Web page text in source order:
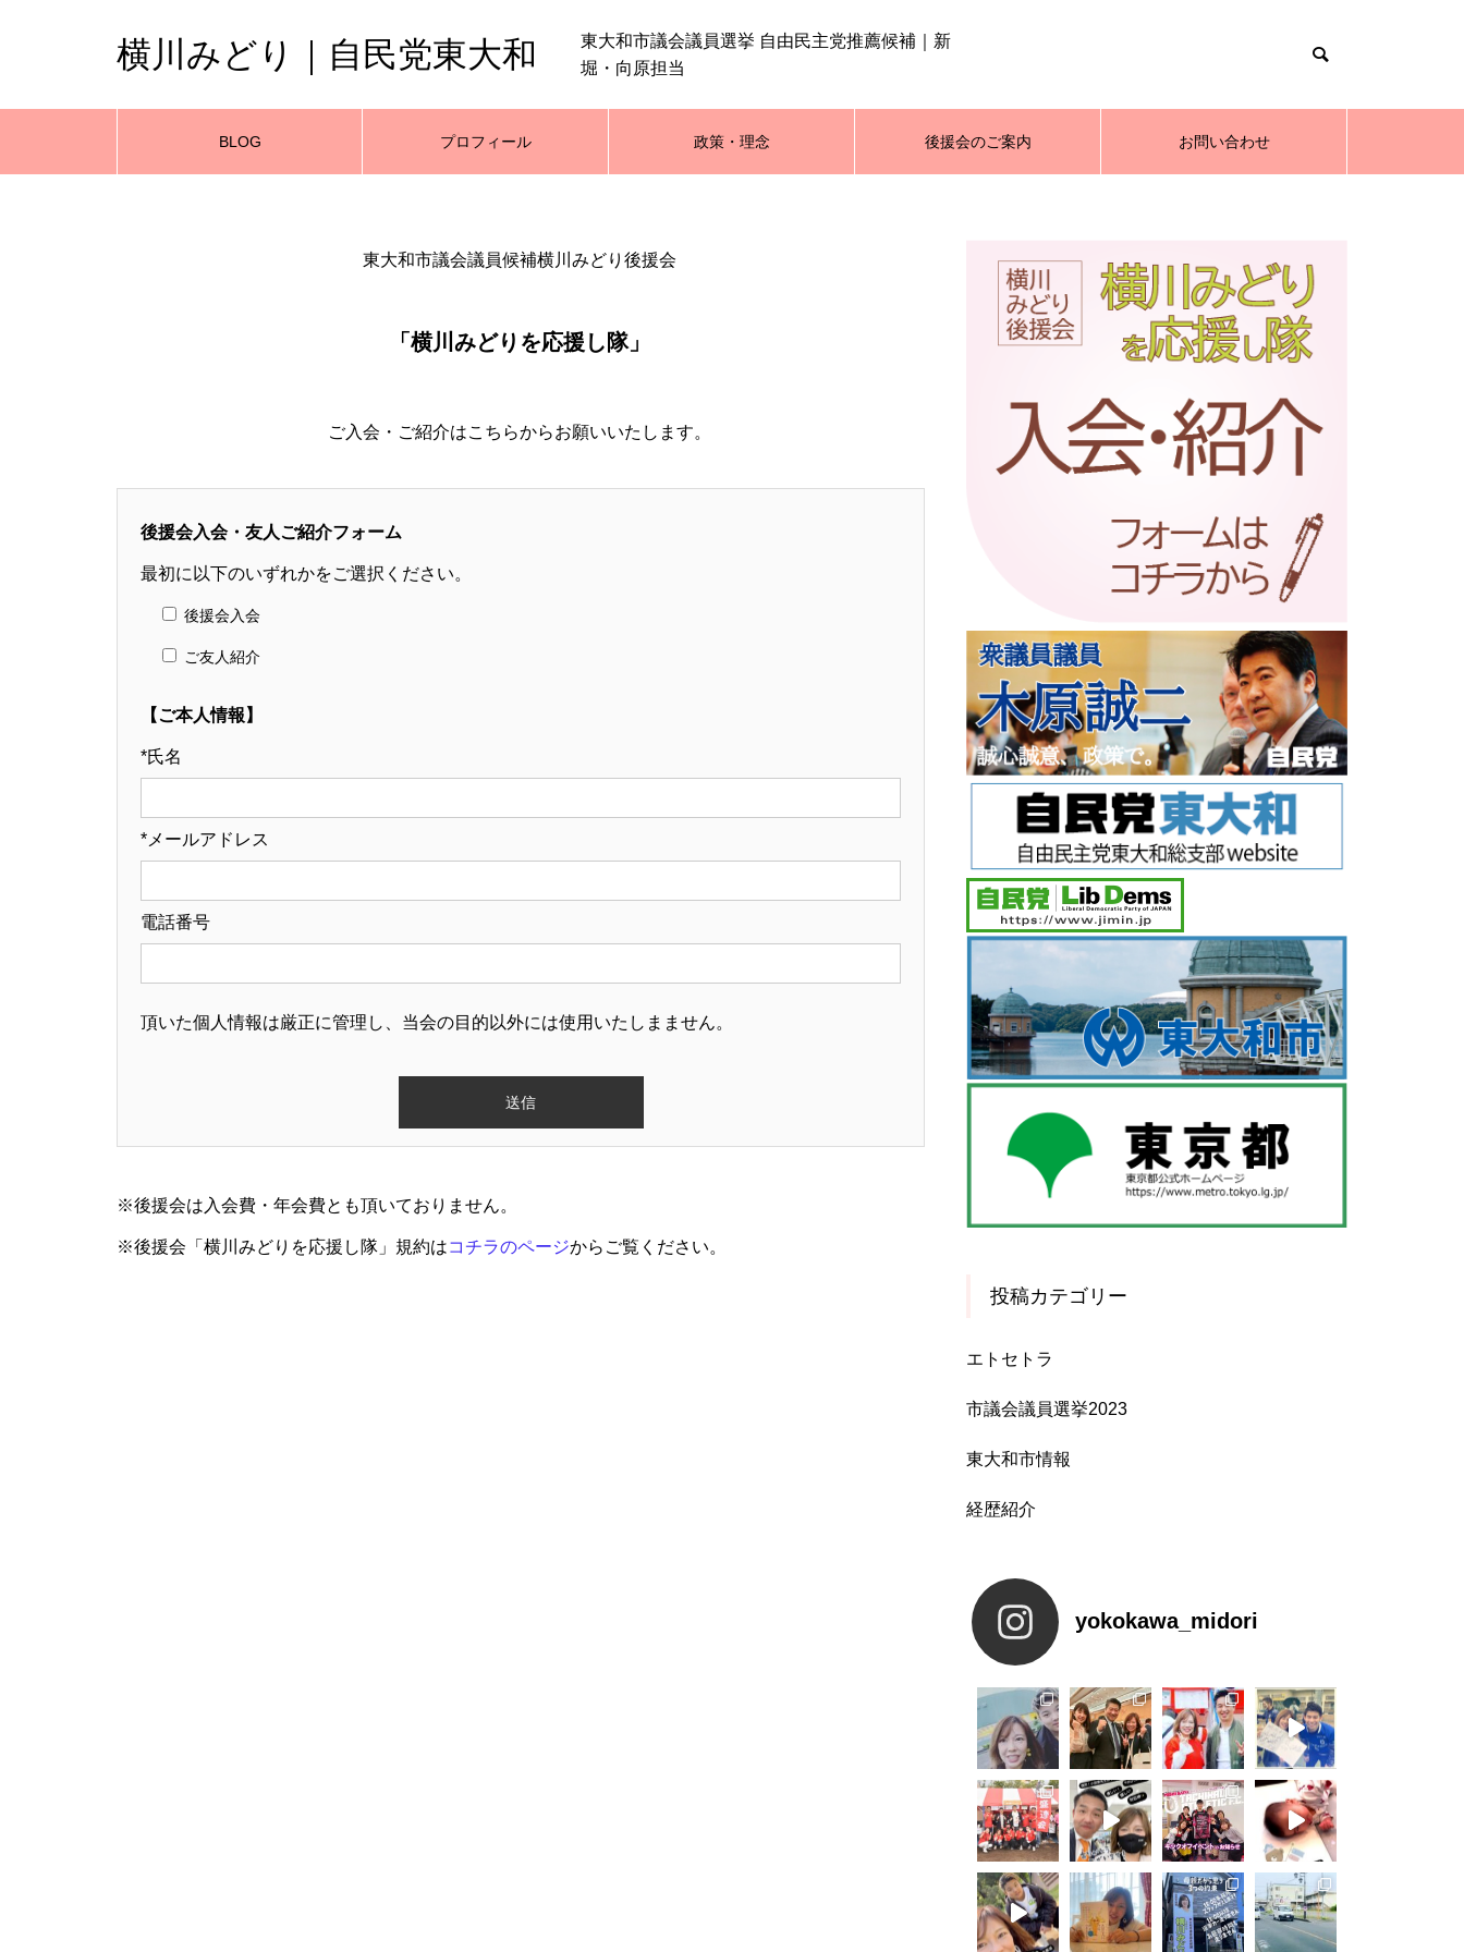
横川みどり｜自民党東大和
東大和市議会議員選挙 自由民主党推薦候補｜新
堀・向原担当
BLOG プロフィール 政策・理念 後援会のご案内 お問い合わせ
東大和市議会議員候補横川みどり後援会
「横川みどりを応援し隊」
ご入会・ご紹介はこちらからお願いいたします。
後援会入会・友人ご紹介フォーム
最初に以下のいずれかをご選択ください。
後援会入会
ご友人紹介
【ご本人情報】
*氏名
*メールアドレス
電話番号
頂いた個人情報は厳正に管理し、当会の目的以外には使用いたしまません。
※後援会は入会費・年会費とも頂いておりません。
※後援会「横川みどりを応援し隊」規約はコチラのページからご覧ください。
投稿カテゴリー
エトセトラ
市議会議員選挙2023
東大和市情報
経歴紹介
yokokawa_midori